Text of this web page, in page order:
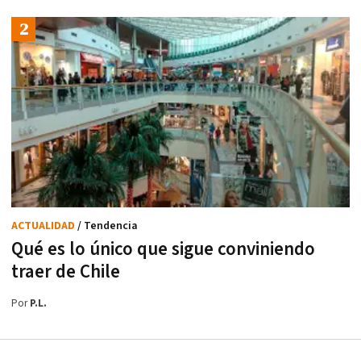
Qué es lo único que sigue conviniendo
traer de Chile
ACTUALIDAD / Tendencia
PorP.L.